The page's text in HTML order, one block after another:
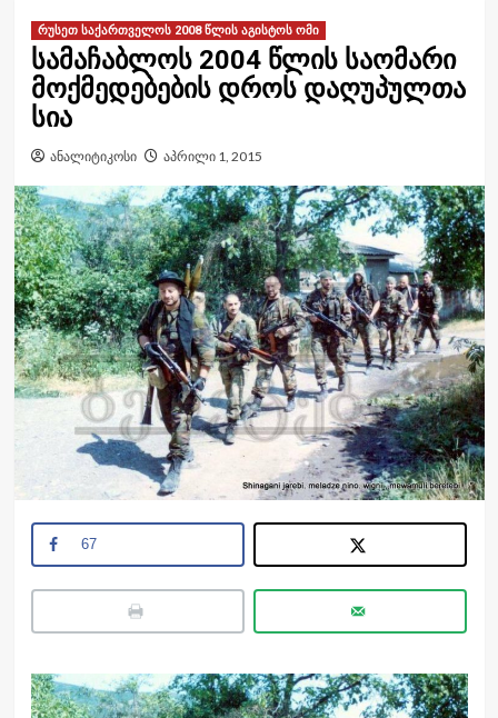
რუსეთ საქართველოს 2008 წლის აგისტოს ომი
სამაჩაბლოს 2004 წლის საომარი
მოქმედებების დროს დაღუპულთა
სია
ანალიტიკოსი აპრილი 1, 2015
67